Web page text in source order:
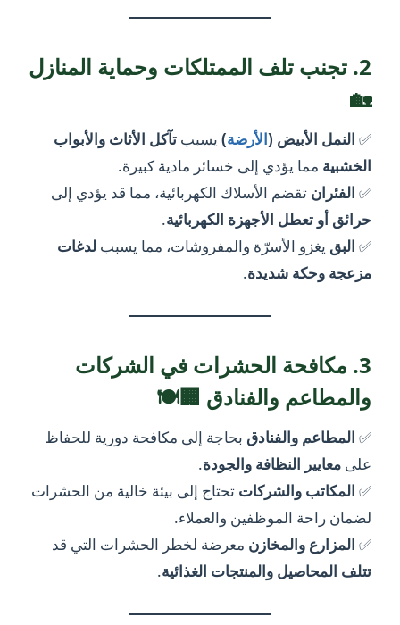
2. تجنب تلف الممتلكات وحماية المنازل
🏡
✅ النمل الأبيض (الأرضة) يسبب تآكل الأثاث والأبواب
الخشبية مما يؤدي إلى خسائر مادية كبيرة.
✅ الفئران تقضم الأسلاك الكهربائية، مما قد يؤدي إلى
حرائق أو تعطل الأجهزة الكهربائية.
✅ البق يغزو الأسرّة والمفروشات، مما يسبب لدغات
مزعجة وحكة شديدة.
3. مكافحة الحشرات في الشركات
والمطاعم والفنادق 🏢🍽️
✅ المطاعم والفنادق بحاجة إلى مكافحة دورية للحفاظ
على معايير النظافة والجودة.
✅ المكاتب والشركات تحتاج إلى بيئة خالية من الحشرات
لضمان راحة الموظفين والعملاء.
✅ المزارع والمخازن معرضة لخطر الحشرات التي قد
تتلف المحاصيل والمنتجات الغذائية.